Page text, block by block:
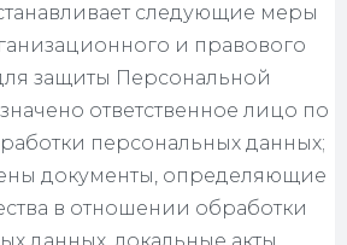
следующие меры
и правового
защиты Персональной
ответственное лицо по
персональных данных;
документы, определяющие
в отношении обработки